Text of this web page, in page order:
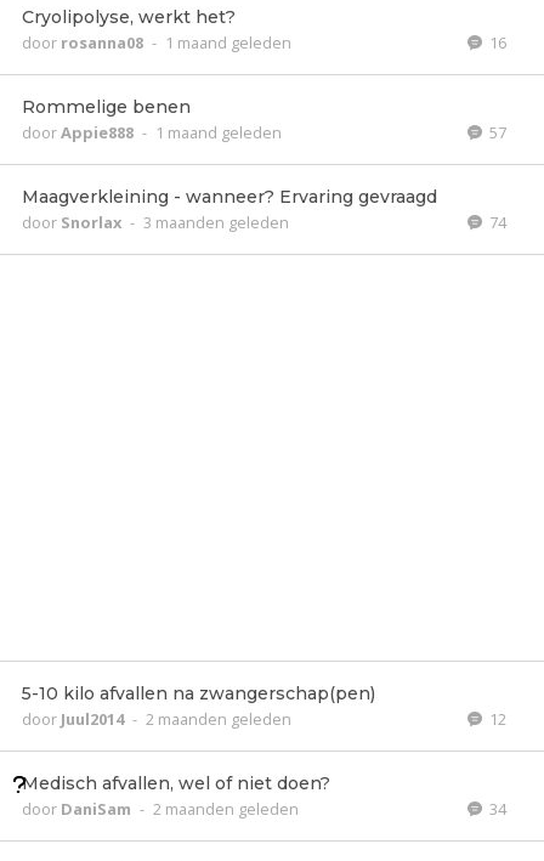
Cryolipolyse, werkt het?
door rosanna08 - 1 maand geleden 16
Rommelige benen
doorAppie888 - 1 maand geleden 57
Maagverkleining - wanneer? Ervaring gevraagd
door Snorlax - 3 maanden geleden 74
5-10 kilo afvallen na zwangerschap(pen)
door Juul2014 - 2 maanden geleden 12
Medisch afvallen, wel of niet doen?
door DaniSam - 2 maanden geleden 34